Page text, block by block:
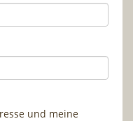
und meine